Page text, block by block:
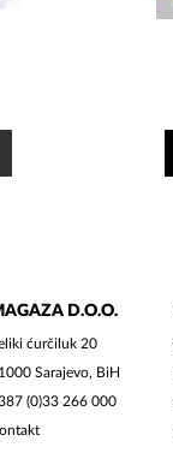
D.O.O.
ćurčiluk 20
Sarajevo, BiH
(0)33 266 000